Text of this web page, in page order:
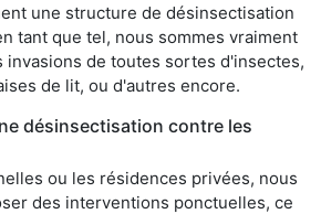
une structure de désinsectisation
tant que tel, nous sommes vraiment
invasions de toutes sortes d'insectes,
de lit, ou d'autres encore.
désinsectisation contre les
ou les résidences privées, nous
des interventions ponctuelles, ce